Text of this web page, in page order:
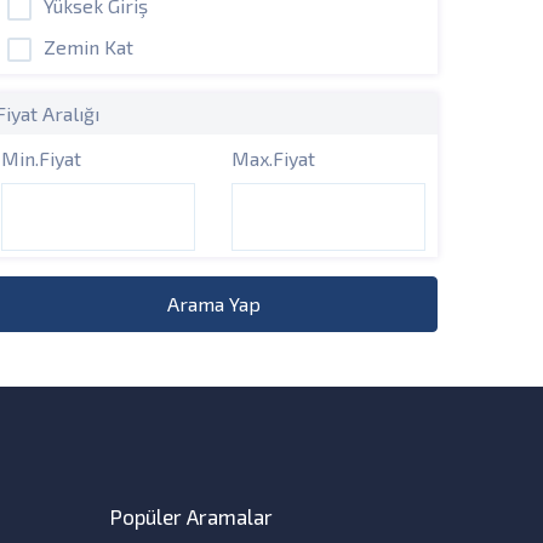
Yüksek Giriş
Zemin Kat
Aralığı
Min.Fiyat
Max.Fiyat
Arama Yap
Popüler Aramalar